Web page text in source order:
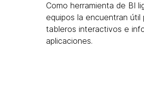
Como herramienta de BI
equipos la encuentran útil
tableros interactivos e
aplicaciones.